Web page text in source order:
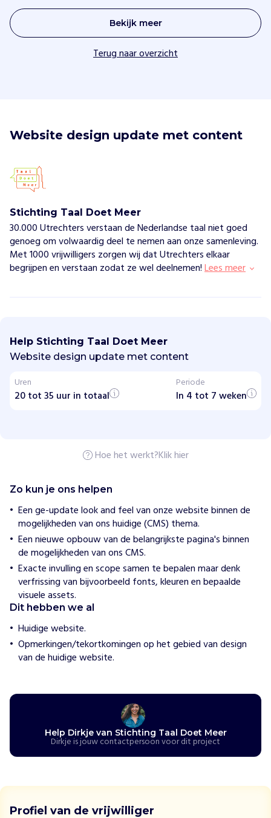
Bekijk meer
Terug naar overzicht
Website design update met content
Stichting Taal Doet Meer
30.000 Utrechters verstaan de Nederlandse taal niet goed
genoeg om volwaardig deel te nemen aan onze samenleving.
Met 1000 vrijwilligers zorgen wij dat Utrechters elkaar
begrijpen en verstaan zodat ze wel deelnemen!Lees meer
c
h
t
n
g
M
e
H
o
e
w
i
j
h
l
p
e
n
a
e
M
e
Help Stichting Taal Doet Meer
Website design update met content
Uren
20 tot 35 uur in totaal
Periode
In 4 tot 7 weken
Hoe het werkt?Klik hier
Zo kun je ons helpen
Een ge-update look and feel van onze website binnen de
mogelijkheden van ons huidige (CMS) thema.
Een nieuwe opbouw van de belangrijkste pagina's binnen
de mogelijkheden van ons CMS.
Exacte invulling en scope samen te bepalen maar denk
verfrissing van bijvoorbeeld fonts, kleuren en bepaalde
visuele assets.
Dit hebben we al
Huidige website.
Opmerkingen/tekortkomingen op het gebied van design
van de huidige website.
Help Dirkje van Stichting Taal Doet Meer
Dirkje is jouw contactpersoon voor dit project
Profiel van de vrijwilliger